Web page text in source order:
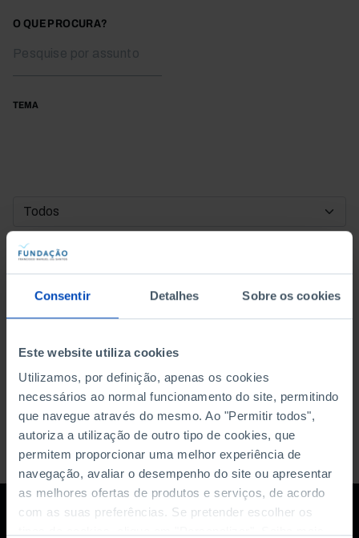
Consentir Detalhes Sobre os cookies
Este website utiliza cookies
Utilizamos, por definição, apenas os cookies
necessários ao normal funcionamento do site, permitindo
que navegue através do mesmo. Ao "Permitir todos",
autoriza a utilização de outro tipo de cookies, que
permitem proporcionar uma melhor experiência de
navegação, avaliar o desempenho do site ou apresentar
as melhores ofertas de produtos e serviços, de acordo
com as suas preferências. Se pretender escolher os
O QUE PROCURA?
TEMA
DATA DE INÍCIO
DATA DE FIM